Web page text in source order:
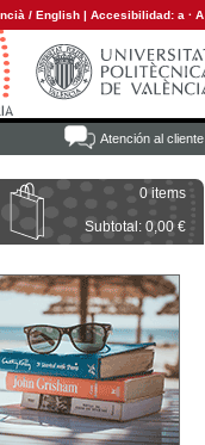
/ English | Accesibilidad: a · A
Atención al cliente
0 items
Subtotal: 0,00 €